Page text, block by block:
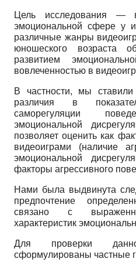
Цель исследования —
эмоциональной сфере у
различные жанры
юношеского возраста
развитием
вовлеченностью в
В частности, мы
различия в
саморегуляции
эмоциональной
позволяет оценить как
видеоиграми (наличие
эмоциональной
факторы агрессивного
Нами была выдвинута
предпочтение
связано с
характеристик
Для проверки
сформулированы частные